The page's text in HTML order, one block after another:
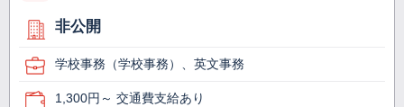
非公開
学校事務（学校事務）、英文事務
1,300円～ 交通費支給あり